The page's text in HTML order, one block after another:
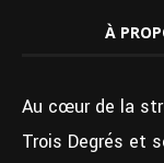
À
Au cœur de la
Trois Degrés et